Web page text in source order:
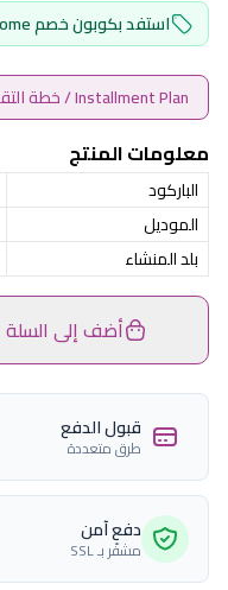
استفد بكوبون خصم myhome
Installment Plan / خطة التقسيط
معلومات المنتج
الباركود
الموديل
بلد المنشاء
أضف إلى السلة
قبول الدفع
طرق متعددة
دفع آمن
مشفّر بـ SSL